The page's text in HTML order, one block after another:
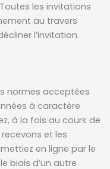
les invitations
au travers
l’invitation.
normes acceptées
à caractère
à la fois au cours de
et les
en ligne par le
biais d’un autre